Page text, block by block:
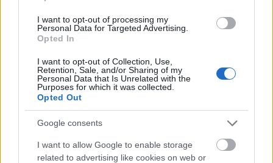
I want to opt-out of processing my
Personal Data for Targeted Advertising.
Opted In
I want to opt-out of Collection, Use,
Retention, Sale, and/or Sharing of my
Personal Data that Is Unrelated with the
Purposes for which it was collected.
Opted Out
Google consents
I want to allow Google to enable storage
related to advertising like cookies on web or
a XIV. kerületi Zsivora parkban. A beruházás számos
klímavédelmi megoldást is tartalmaz: a csapadékvíz helyben
Nem az üres, hanem az okosan működő
épület energiatakarékos
Újragondolják Lipótváros rejtett, zöld
parkját